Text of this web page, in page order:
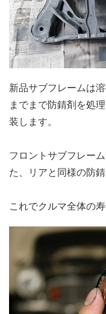
新品サブフレームは
までまで防錆剤を処
装します。
フロントサブフレー
た、リアと同様の防
これでクルマ全体の